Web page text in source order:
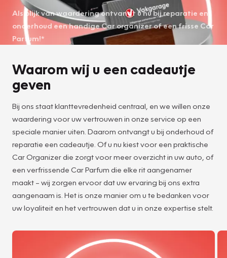
Als blijk van waardering ontvangt u nu bij reparatie en
onderhoud een handige Car organizer of een frisse Car
Parfum!*
Waarom wij u een cadeautje
geven
Bij ons staat klanttevredenheid centraal, en we willen onze
waardering voor uw vertrouwen in onze service op een
speciale manier uiten. Daarom ontvangt u bij onderhoud of
reparatie een cadeautje. Of u nu kiest voor een praktische
Car Organizer die zorgt voor meer overzicht in uw auto, of
een verfrissende Car Parfum die elke rit aangenamer
maakt – wij zorgen ervoor dat uw ervaring bij ons extra
aangenaam is. Het is onze manier om u te bedanken voor
uw loyaliteit en het vertrouwen dat u in onze expertise stelt.